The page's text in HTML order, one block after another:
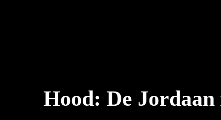
Hood: De